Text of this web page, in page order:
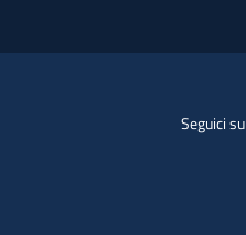
Seguici su